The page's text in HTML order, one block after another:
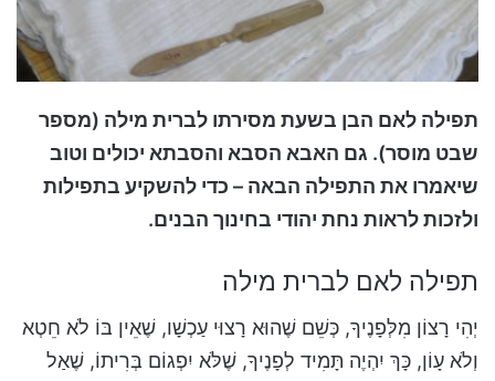
תפילה לאם הבן בשעת מסירתו לברית מילה (מספר
שבט מוסר). גם האבא הסבא והסבתא יכולים וטוב
שיאמרו את התפילה הבאה – כדי להשקיע בתפילות
ולזכות לראות נחת יהודי בחינוך הבנים.
תפילה לאם לברית מילה
יְהִי רָצוֹן מִלְּפָנֶיךָ, כְּשֵׁם שֶׁהוּא רָצוּי עַכְשָׁו, שֶׁאֵין בּוֹ לֹא חֵטְא
וְלֹא עָוֹן, כָּךְ יִהְיֶה תָּמִיד לְפָנֶיךָ, שֶׁלֹּא יִפְגוֹם בְּרִיתוֹ, שֶׁאַל